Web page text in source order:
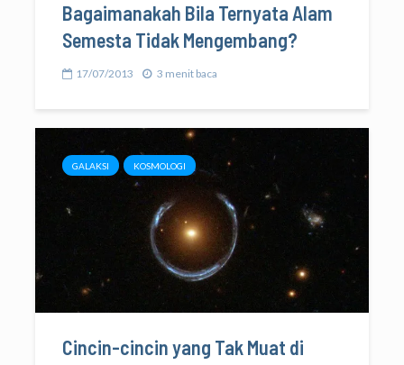
Bagaimanakah Bila Ternyata Alam
Semesta Tidak Mengembang?
17/07/2013 3 menit baca
GALAKSI KOSMOLOGI
Cincin-cincin yang Tak Muat di